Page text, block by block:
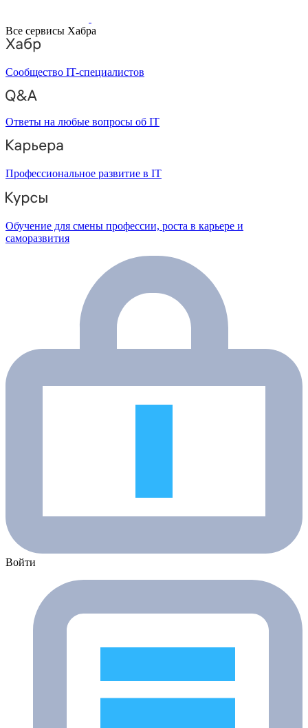
Все сервисы Хабра
Сообщество IT-специалистов
Ответы на любые вопросы об IT
Профессиональное развитие в IT
Обучение для смены профессии, роста в карьере и
саморазвития
Войти